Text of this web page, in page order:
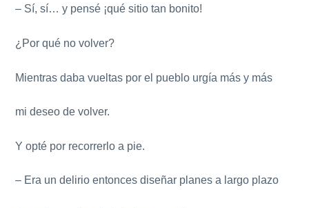
– Sí, sí… y pensé ¡qué sitio tan bonito!
¿Por qué no volver?
Mientras daba vueltas por el pueblo urgía más y más
mi deseo de volver.
Y opté por recorrerlo a pie.
– Era un delirio entonces diseñar planes a largo plazo